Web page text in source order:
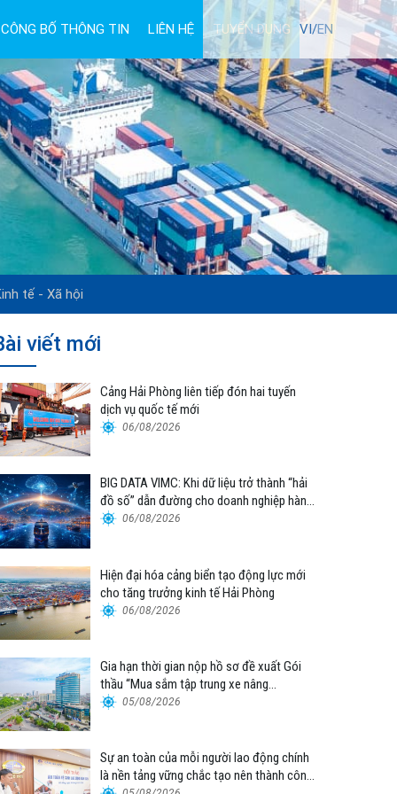
CÔNG BỐ THÔNG TIN LIÊN HỆ TUYỂN DỤNG VI/EN
tế - Xã hội
viết mới
Cảng Hải Phòng liên tiếp đón hai tuyến
dịch vụ quốc tế mới
06/08/2026
BIG DATA VIMC: Khi dữ liệu trở thành “hải
đồ số” dẫn đường cho doanh nghiệp hàng
hải 06/08/2026
Hiện đại hóa cảng biển tạo động lực mới
cho tăng trưởng kinh tế Hải Phòng
06/08/2026
Gia hạn thời gian nộp hồ sơ đề xuất Gói
thầu “Mua sắm tập trung xe nâng
container thuộc Tổng công ty Hàng hải
05/08/2026
Sự an toàn của mỗi người lao động chính
là nền tảng vững chắc tạo nên thành công